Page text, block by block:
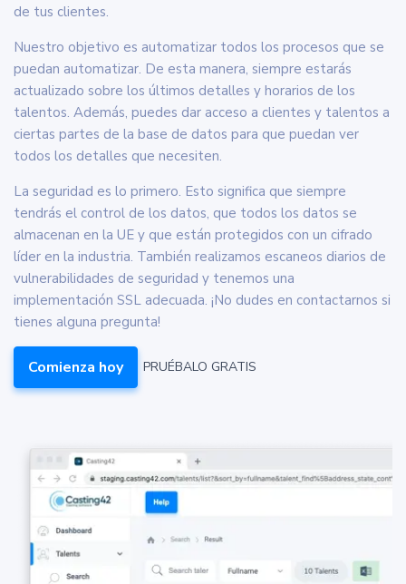
de tus clientes.
Nuestro objetivo es automatizar todos los procesos que se
puedan automatizar. De esta manera, siempre estarás
actualizado sobre los últimos detalles y horarios de los
talentos. Además, puedes dar acceso a clientes y talentos a
ciertas partes de la base de datos para que puedan ver
todos los detalles que necesiten.
La seguridad es lo primero. Esto significa que siempre
tendrás el control de los datos, que todos los datos se
almacenan en la UE y que están protegidos con un cifrado
líder en la industria. También realizamos escaneos diarios de
vulnerabilidades de seguridad y tenemos una
implementación SSL adecuada. ¡No dudes en contactarnos si
tienes alguna pregunta!
Comienza hoy PRUÉBALO GRATIS